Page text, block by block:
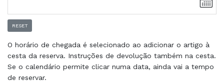
RESET
O horário de chegada é selecionado ao adicionar o artigo à
cesta da reserva. Instruções de devolução também na cesta.
Se o calendário permite clicar numa data, ainda vai a tempo
de reservar.